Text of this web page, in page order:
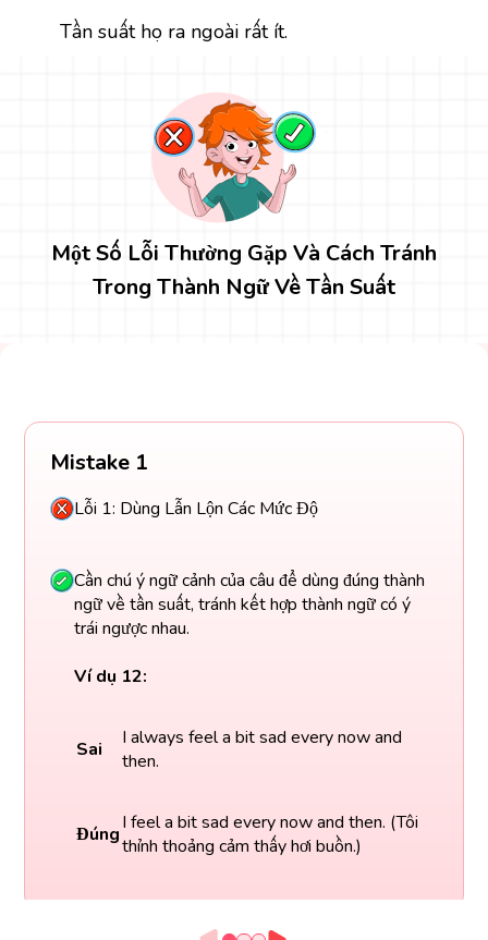
Tần suất họ ra ngoài rất ít.
Một Số Lỗi Thường Gặp Và Cách Tránh
Trong Thành Ngữ Về Tần Suất
Mistake 1
Lỗi 1: Dùng Lẫn Lộn Các Mức Độ
Cần chú ý ngữ cảnh của câu để dùng đúng thành
ngữ về tần suất, tránh kết hợp thành ngữ có ý
trái ngược nhau.
Ví dụ 12:
Sai
I always feel a bit sad every now and
then.
ĐúngI feel a bit sad every now and then. (Tôi
thỉnh thoảng cảm thấy hơi buồn.)